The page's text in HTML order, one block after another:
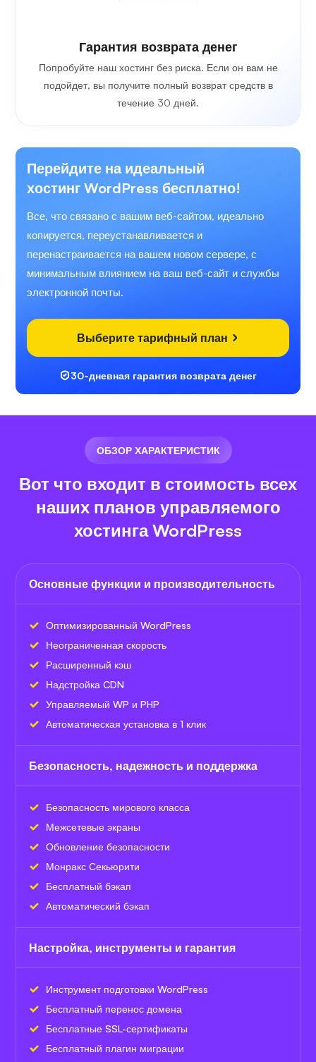
Гарантия возврата денег
Попробуйте наш хостинг без риска. Если он вам не
подойдет, вы получите полный возврат средств в
течение 30 дней.
Перейдите на идеальный
хостинг WordPress бесплатно!
Все, что связано с вашим веб-сайтом, идеально
копируется, переустанавливается и
перенастраивается на вашем новом сервере, с
минимальным влиянием на ваш веб-сайт и службы
электронной почты.
Выберите тарифный план
30-дневная гарантия возврата денег
ОБЗОР ХАРАКТЕРИСТИК
Вот что входит в стоимость всех
наших планов управляемого
хостинга WordPress
Основные функции и производительность
Оптимизированный WordPress
Неограниченная скорость
Расширенный кэш
Надстройка CDN
Управляемый WP и PHP
Автоматическая установка в 1 клик
Безопасность, надежность и поддержка
Безопасность мирового класса
Межсетевые экраны
Обновление безопасности
Монракс Секьюрити
Бесплатный бэкап
Автоматический бэкап
Настройка, инструменты и гарантия
Инструмент подготовки WordPress
Бесплатный перенос домена
Бесплатные SSL-сертификаты
Бесплатный плагин миграции